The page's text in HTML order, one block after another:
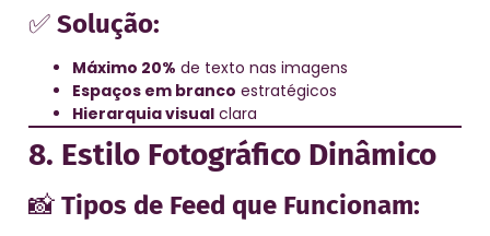
✅ Solução:
Máximo 20% de texto nas imagens
Espaços em branco estratégicos
Hierarquia visual clara
8. Estilo Fotográfico Dinâmico
📸 Tipos de Feed que Funcionam: